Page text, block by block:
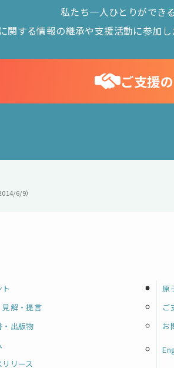
私たち一人ひとりができ
関する情報の継承や支援活動に参加
ご支援
6/9）
見解・提言
・出版物
リース
原
ご
お